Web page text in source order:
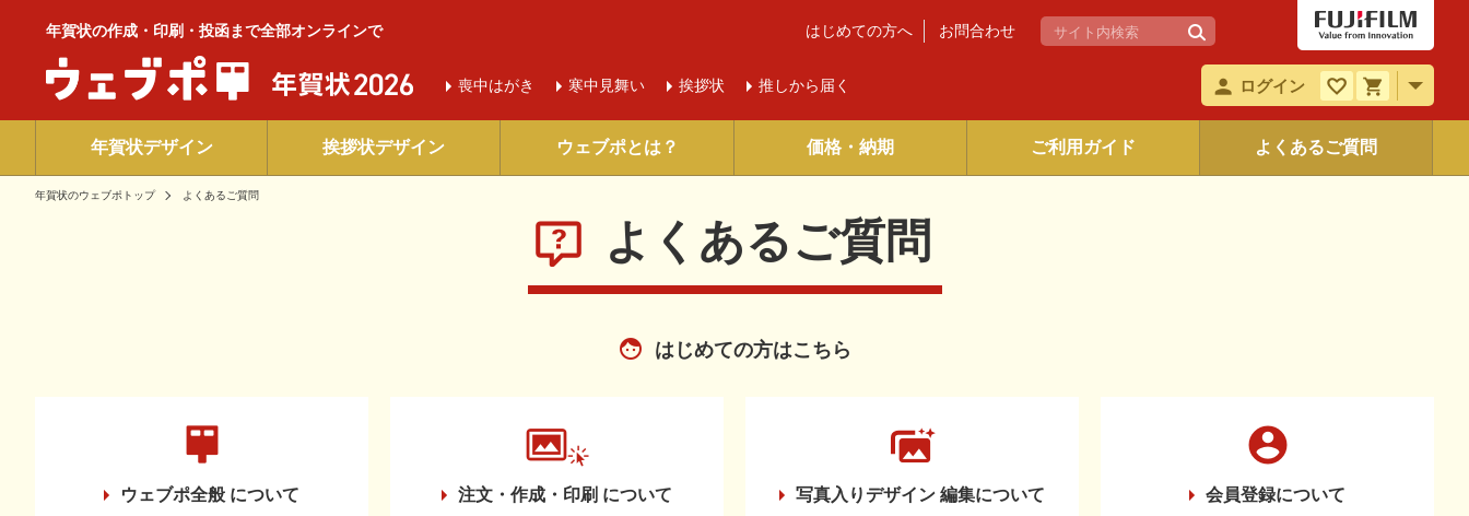
年賀状の作成・印刷・投函まで全部オンラインで
喪中はがき 寒中 見舞い 挨拶状 推しから届く
はじめての方へ お問合わせ
ログイン
年賀状デザイン 挨拶状デザイン ウェブポとは？ 価格・納期 ご利用ガイド よくあるご質問
年賀状のウェブポトップ よくあるご質問
よくあるご質問
はじめての方はこちら
ウェブポ全般 について 注文・作成・印刷 について 写真入りデザイン 編集について 会員登録について